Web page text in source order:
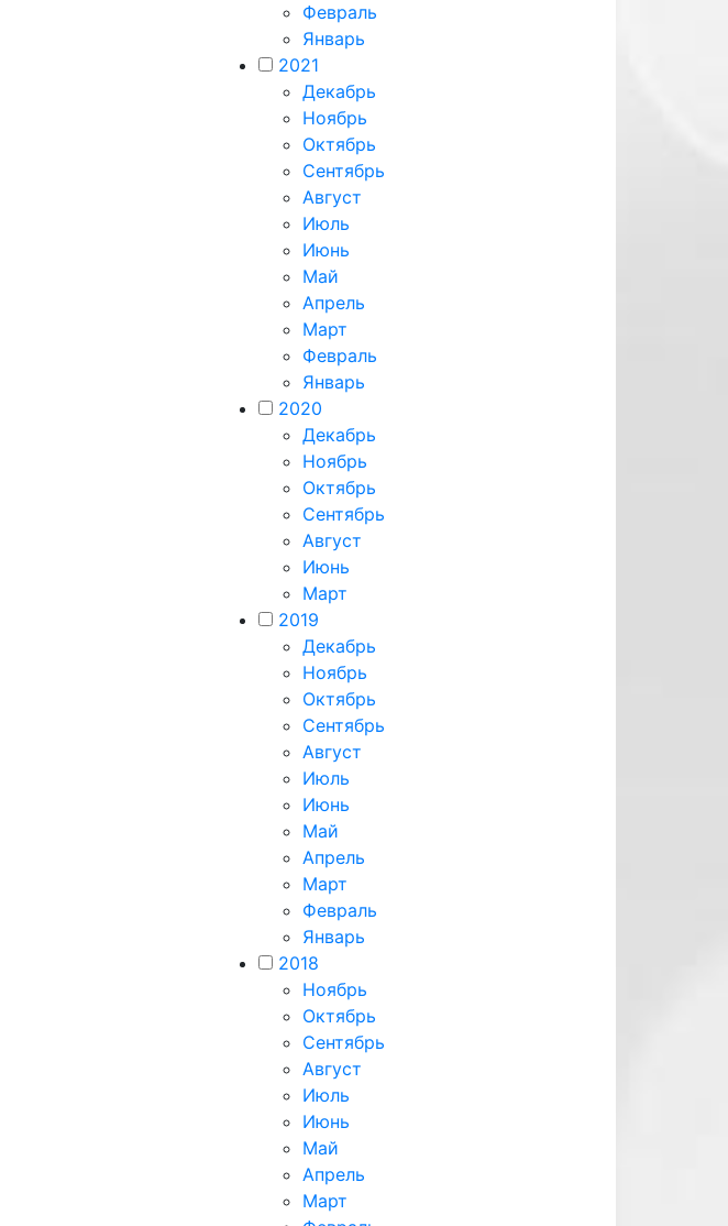
Февраль
Январь
2021
Декабрь
Ноябрь
Октябрь
Сентябрь
Август
Июль
Июнь
Май
Апрель
Март
Февраль
Январь
2020
Декабрь
Ноябрь
Октябрь
Сентябрь
Август
Июнь
Март
2019
Декабрь
Ноябрь
Октябрь
Сентябрь
Август
Июль
Июнь
Май
Апрель
Март
Февраль
Январь
2018
Ноябрь
Октябрь
Сентябрь
Август
Июль
Июнь
Май
Апрель
Март